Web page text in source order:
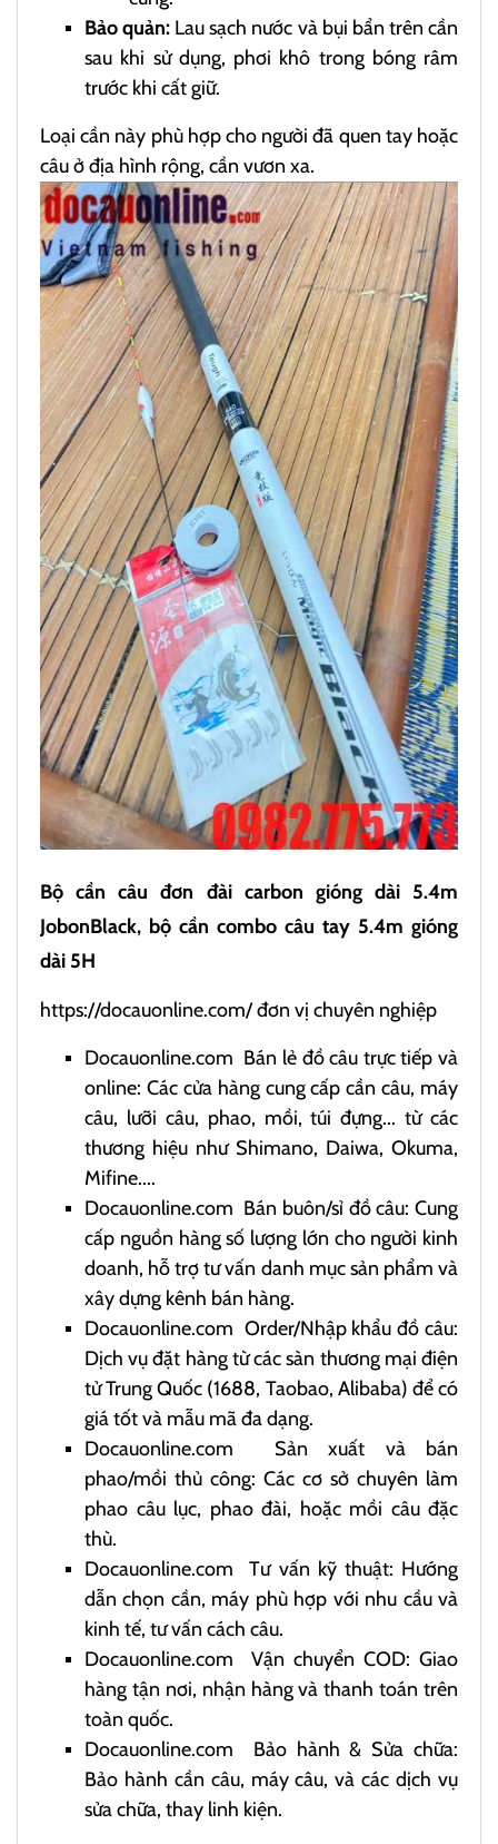
Bảo quản: Lau sạch nước và bụi bẩn trên cần
sau khi sử dụng, phơi khô trong bóng râm
trước khi cất giữ.
Loại cần này phù hợp cho người đã quen tay hoặc
câu ở địa hình rộng, cần vươn xa.
Bộ cần câu đơn đài carbon gióng dài 5.4m
JobonBlack, bộ cần combo câu tay 5.4m gióng
dài 5H
https://docauonline.com/đơn vị chuyên nghiệp
Docauonline.com Bán lẻ đồ câu trực tiếp và
online: Các cửa hàng cung cấp cần câu, máy
câu, lưỡi câu, phao, mồi, túi đựng... từ các
thương hiệu như Shimano, Daiwa, Okuma,
Mifine....
Docauonline.com Bán buôn/sỉ đồ câu: Cung
cấp nguồn hàng số lượng lớn cho người kinh
doanh, hỗ trợ tư vấn danh mục sản phẩm và
xây dựng kênh bán hàng.
Docauonline.com Order/Nhập khẩu đồ câu:
Dịch vụ đặt hàng từ các sàn thương mại điện
tử Trung Quốc (1688, Taobao, Alibaba) để có
giá tốt và mẫu mã đa dạng.
Docauonline.com Sản xuất và bán
phao/mồi thủ công: Các cơ sở chuyên làm
phao câu lục, phao đài, hoặc mồi câu đặc
thù.
Docauonline.com Tư vấn kỹ thuật: Hướng
dẫn chọn cần, máy phù hợp với nhu cầu và
kinh tế, tư vấn cách câu.
Docauonline.com Vận chuyển COD: Giao
hàng tận nơi, nhận hàng và thanh toán trên
toàn quốc.
Docauonline.com Bảo hành & Sửa chữa:
Bảo hành cần câu, máy câu, và các dịch vụ
sửa chữa, thay linh kiện.